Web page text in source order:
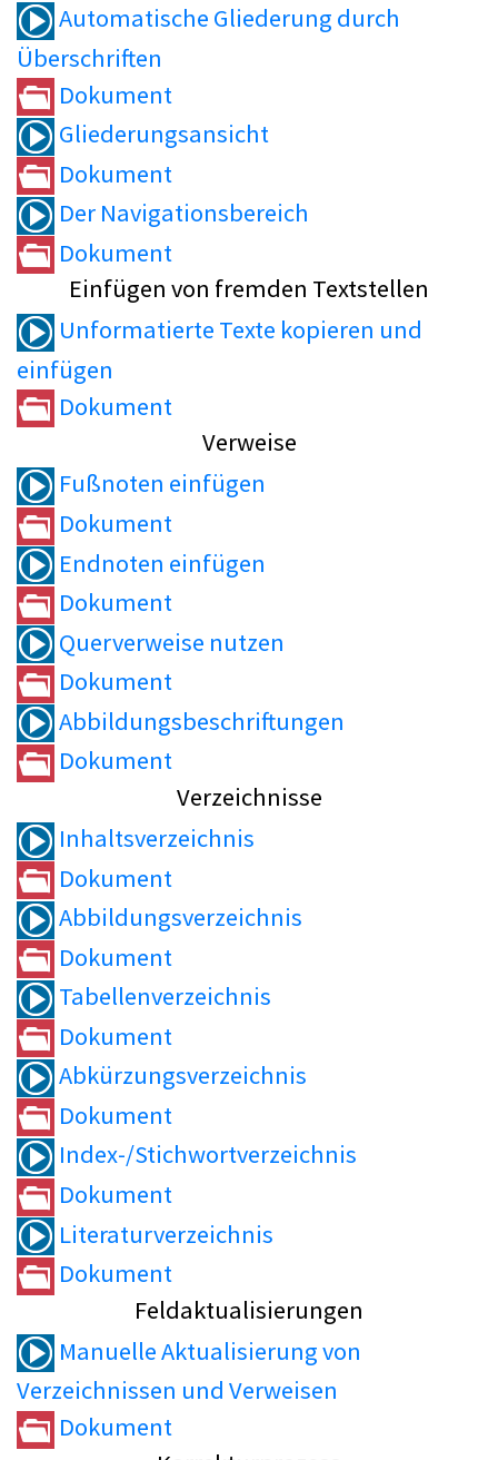
Automatische Gliederung durch
Überschriften
Dokument
Gliederungsansicht
Dokument
Der Navigationsbereich
Dokument
Einfügen von fremden Textstellen
Unformatierte Texte kopieren und
einfügen
Dokument
Verweise
Fußnoten einfügen
Dokument
Endnoten einfügen
Dokument
Querverweise nutzen
Dokument
Abbildungsbeschriftungen
Dokument
Verzeichnisse
Inhaltsverzeichnis
Dokument
Abbildungsverzeichnis
Dokument
Tabellenverzeichnis
Dokument
Abkürzungsverzeichnis
Dokument
Index-/Stichwortverzeichnis
Dokument
Literaturverzeichnis
Dokument
Feldaktualisierungen
Manuelle Aktualisierung von
Verzeichnissen und Verweisen
Dokument